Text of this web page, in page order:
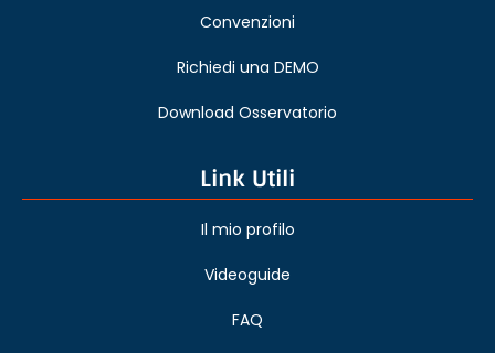
Convenzioni
Richiedi una DEMO
Download Osservatorio
Link Utili
Il mio profilo
Videoguide
FAQ